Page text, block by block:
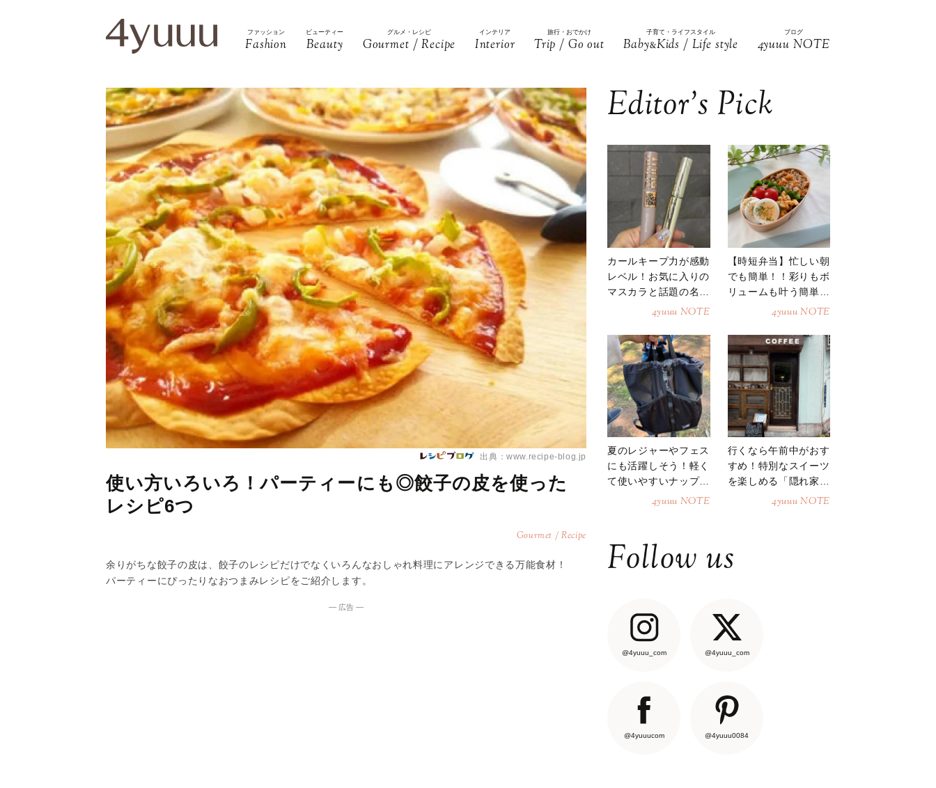
ファッション
Fashion
ビューティー
Beauty
グルメ・レシピ
Gourmet / Recipe
インテリア
Interior
旅行・おでかけ
Trip / Go out
子育て・ライフスタイル
Baby&Kids / Life style
ブログ
4yuuu NOTE
出典：www.recipe-blog.jp
使い方いろいろ！パーティーにも◎餃子の皮を使った
レシピ6つ
Gourmet / Recipe
余りがちな餃子の皮は、餃子のレシピだけでなくいろんなおしゃれ料理にアレンジできる万能食材！
パーティーにぴったりなおつまみレシピをご紹介します。
― 広告 ―
Editor’s Pick
カールキープ力が感動
レベル！お気に入りの
マスカラと話題の名品
4yuuu NOTE
【時短弁当】忙しい朝
でも簡単！！彩りもボ
リュームも叶う簡単そ
4yuuu NOTE
夏のレジャーやフェス
にも活躍しそう！軽く
て使いやすいナップサ
4yuuu NOTE
行くなら午前中がおす
すめ！特別なスイーツ
を楽しめる「隠れ家カ
4yuuu NOTE
Follow us
@4yuuu_com @4yuuu_com
@4yuuucom @4yuuu0084